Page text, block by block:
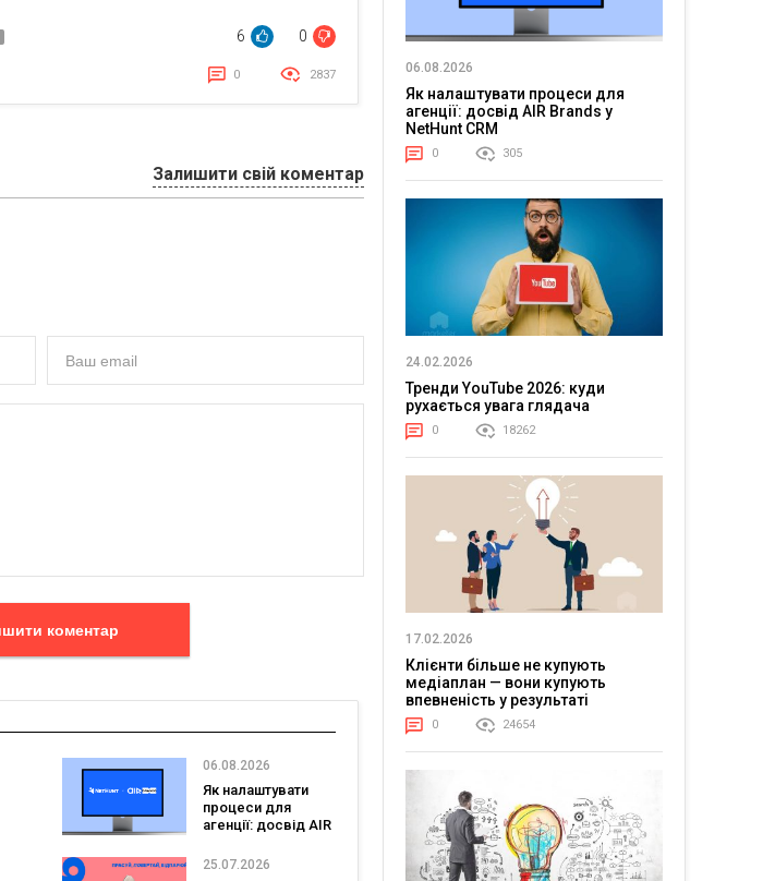
6 0
0 2837
Залишити свій коментар
Залишити коментар
06.08.2026
Як налаштувати
процеси для
агенції: досвід AIR
CRM
25.07.2026
06.08.2026
Як налаштувати процеси для
агенції: досвід AIR Brands у
NetHunt CRM
0 305
24.02.2026
Тренди YouTube 2026: куди
рухається увага глядача
0 18262
17.02.2026
Клієнти більше не купують
медіаплан — вони купують
впевненість у результаті
0 24654